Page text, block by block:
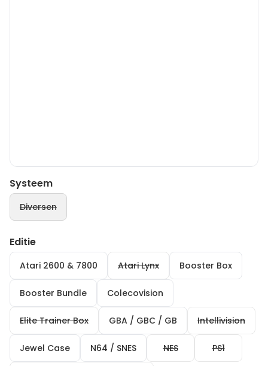
Systeem
Diversen
Editie
Atari 2600 & 7800 Atari Lynx Booster Box
Booster Bundle Colecovision
Elite Trainer Box GBA / GBC / GB Intellivision
Jewel Case N64 / SNES NES PS1